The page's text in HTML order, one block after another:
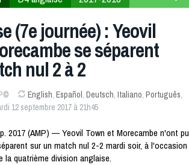
(7e journée) : Yeovil
se séparent
nul 2 à 2
English, Español, Deutsch, Italiano, Português,
12 septembre 2017 à 21h45
2017 (AMP) — Yeovil Town et Morecambe n'ont pu
sur un match nul 2-2 mardi soir, à l'occasion
la quatrième division anglaise.